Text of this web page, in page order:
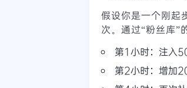
假设你是一个刚起
次。通过“粉丝库”
第1小时：注入
第2小时：增加